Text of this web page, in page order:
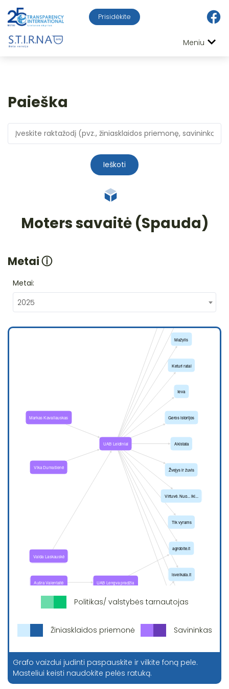
Prisidėkite
Meniu
Paieška
Ieškoti
Moters savaitė (Spauda)
Metaiⓘ
Metai:
2025
Politikas/ valstybės tarnautojas
Žiniasklaidos priemonė Savininkas
Grafo vaizdui judinti paspauskite ir vilkite foną pele.
Masteliui keisti naudokite pelės ratuką.